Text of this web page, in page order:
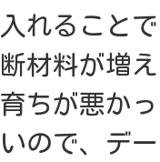
れること
材料が増
ちが悪か
ので、デ